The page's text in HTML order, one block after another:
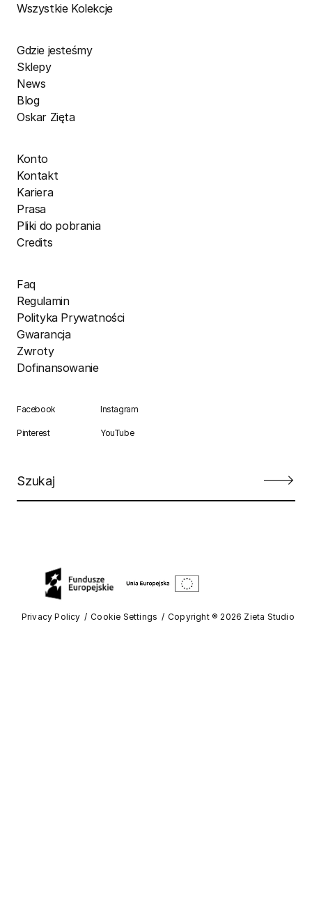
Wszystkie Kolekcje
Gdzie jesteśmy
Sklepy
News
Blog
Oskar Zięta
Konto
Kontakt
Kariera
Prasa
Pliki do pobrania
Credits
Faq
Regulamin
Polityka Prywatności
Gwarancja
Zwroty
Dofinansowanie
Facebook Instagram
Pinterest YouTube
Privacy Policy Cookie Settings Copyright ® 2026 Zieta Studio